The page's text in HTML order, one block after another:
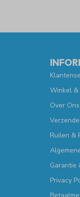
Winkel &
Over Ons
Ruilen &
Garantie
Privacy